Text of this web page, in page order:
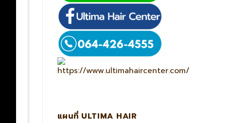
แผนที่ ULTIMA HAIR